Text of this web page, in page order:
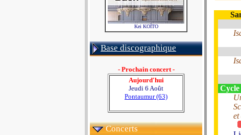
Kei KOÏTO
Base discographique
- Prochain concert -
Aujourd'hui
Jeudi 6 Août
Pontaumur (63)
Concerts
Cycle
et